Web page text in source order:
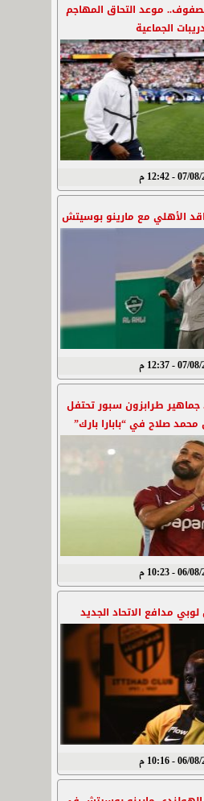
موعد التحاق المهاجم
الجماعية
- 12:42 م
الأهلي مع مارينو بوسيتش
- 12:37 م
جماهير طرابزون سبور تحتفل
صلاح في “بابارا بارك”
- 10:23 م
مدافع الاتحاد الجديد
- 10:16 م